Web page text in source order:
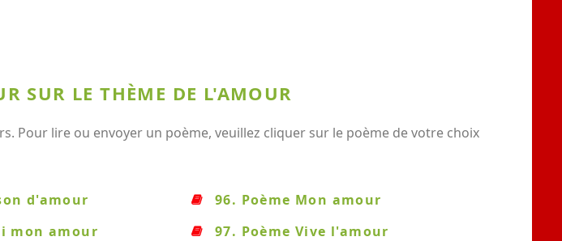
SUR LE THÈME DE L'AMOUR
Pour lire ou envoyer un poème, veuillez cliquer sur le poème de votre choix
d'amour
mon amour
96. Poème Mon amour
97. Poème Vive l'amour